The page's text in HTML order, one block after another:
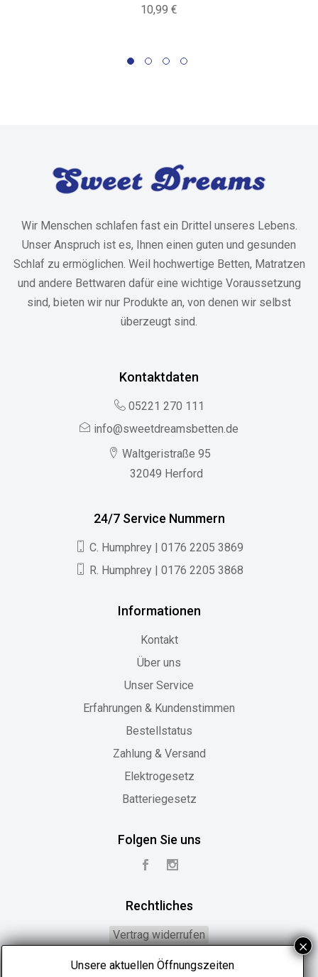
10,99 €
Wir Menschen schlafen fast ein Drittel unseres Lebens.
Unser Anspruch ist es, Ihnen einen guten und gesunden
Schlaf zu ermöglichen. Weil hochwertige Betten, Matratzen
und andere Bettwaren dafür eine wichtige Voraussetzung
sind, bieten wir nur Produkte an, von denen wir selbst
überzeugt sind.
Kontaktdaten
05221 270 111
info@sweetdreamsbetten.de
Waltgeristraße 95
32049 Herford
24/7 Service Nummern
C. Humphrey | 0176 2205 3869
R. Humphrey | 0176 2205 3868
Informationen
Kontakt
Über uns
Unser Service
Erfahrungen & Kundenstimmen
Bestellstatus
Zahlung & Versand
Elektrogesetz
Batteriegesetz
Folgen Sie uns
Rechtliches
Vertrag widerrufen
Widerrufsbelehrung
Unsere aktuellen Öffnungszeiten